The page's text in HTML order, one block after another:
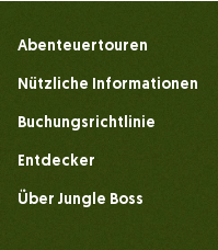
Abenteuertouren
Nützliche Informationen
Buchungsrichtlinie
Entdecker
Über Jungle Boss